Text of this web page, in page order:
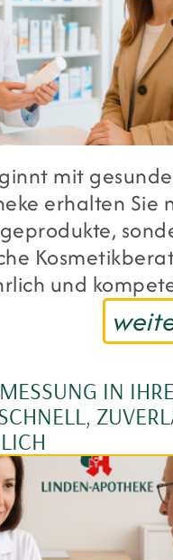
mit
erhalten Sie
und
IN